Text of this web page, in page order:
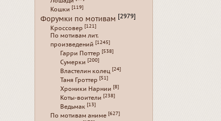
Кошки [119]
Форумки по мотивам [2979]
Кроссовер [121]
По мотивам лит.
произведений [1245]
Гарри Поттер [538]
Сумерки [200]
Властелин колец [24]
Таня Гроттер [51]
Хроники Нарнии [8]
Коты-воители [238]
Ведьмак [13]
По мотивам аниме [627]